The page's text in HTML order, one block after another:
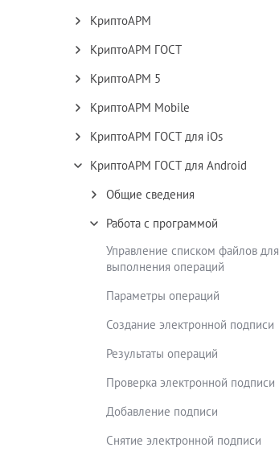
КриптоАРМ
КриптоАРМ Mobile
КриптоАРМ 5
КриптоАРМ ГОСТ
КриптоАРМ ГОСТ для Android
Общие сведения
Работа с программой
Управление списком файлов для
выполнения операций
Параметры операций
Создание электронной подписи
Результаты операций
Проверка электронной подписи
Добавление подписи
Снятие электронной подписи
КриптоАРМ ГОСТ для iOs